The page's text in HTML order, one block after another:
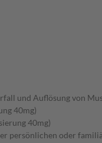
und Auflösung von
40mg)
40mg)
persönlichen oder